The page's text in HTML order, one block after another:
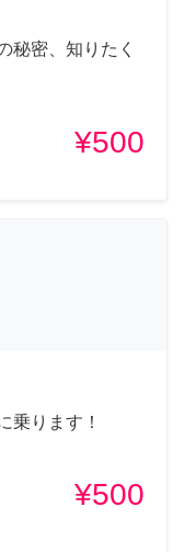
秘密、知りたく
¥500
乗ります！
¥500